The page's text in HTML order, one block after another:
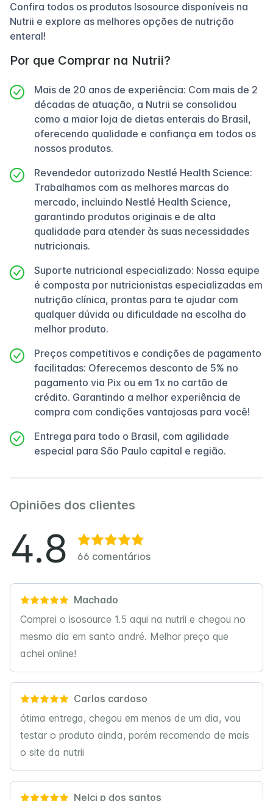
Confira todos os produtos Isosource disponíveis na
Nutrii e explore as melhores opções de nutrição
enteral!
Por que Comprar na Nutrii?
Mais de 20 anos de experiência: Com mais de 2
décadas de atuação, a Nutrii se consolidou
como a maior loja de dietas enterais do Brasil,
oferecendo qualidade e confiança em todos os
nossos produtos.
Revendedor autorizado Nestlé Health Science:
Trabalhamos com as melhores marcas do
mercado, incluindo Nestlé Health Science,
garantindo produtos originais e de alta
qualidade para atender às suas necessidades
nutricionais.
Suporte nutricional especializado: Nossa equipe
é composta por nutricionistas especializadas em
nutrição clínica, prontas para te ajudar com
qualquer dúvida ou dificuldade na escolha do
melhor produto.
Preços competitivos e condições de pagamento
facilitadas: Oferecemos desconto de 5% no
pagamento via Pix ou em 1x no cartão de
crédito. Garantindo a melhor experiência de
compra com condições vantajosas para você!
Entrega para todo o Brasil, com agilidade
especial para São Paulo capital e região.
Opiniões dos clientes
4.8 66 comentários
Machado
Comprei o isosource 1.5 aqui na nutrii e chegou no
mesmo dia em santo andré. Melhor preço que
achei online!
Carlos cardoso
ótima entrega, chegou em menos de um dia, vou
testar o produto ainda, porém recomendo de mais
o site da nutrii
Nelci p dos santos